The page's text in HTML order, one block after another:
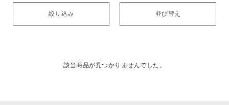
絞り込み 並び替え
該当商品が見つかりませんでした。